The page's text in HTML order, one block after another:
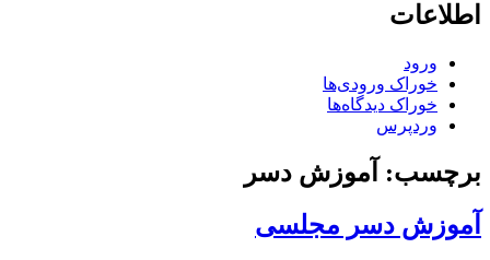
اطلاعات
ورود
خوراک ورودی‌ها
خوراک دیدگاه‌ها
وردپرس
برچسب: آموزش دسر
آموزش دسر مجلسی